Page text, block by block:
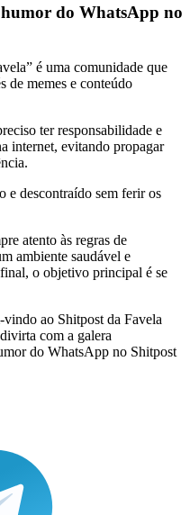
do WhatsApp no
é uma comunidade que
de memes e conteúdo
ter responsabilidade e
internet, evitando propagar
e descontraído sem ferir os
atento às regras de
ambiente saudável e
o objetivo principal é se
ao Shitpost da Favela
com a galera
do WhatsApp no Shitpost